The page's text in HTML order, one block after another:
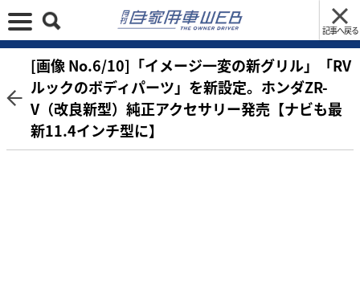
記事へ戻る
[画像 No.6/10]「イメージ一変の新グリル」「RV
ルックのボディパーツ」を新設定。ホンダZR-
V（改良新型）純正アクセサリー発売【ナビも最
新11.4インチ型に】